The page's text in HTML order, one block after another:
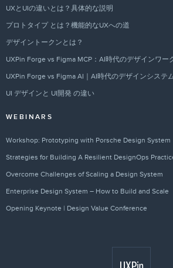
UXとUIの違いとは？具体的な説明
プロトタイプ とは？機能的なUXへの道
デザイントークンとは？
UXPin Forge vs Figma AI｜AI時代のデザインシステ
UI デザインと UI開発 の違い
WEBINARS
Workshop: Prototyping with Porsche Design System
Strategies for Building A Resilient DesignOps
Overcome Challenges of Scaling a Design System
Enterprise Design System – How to Build and Scale
Opening Keynote | Design Value Conference